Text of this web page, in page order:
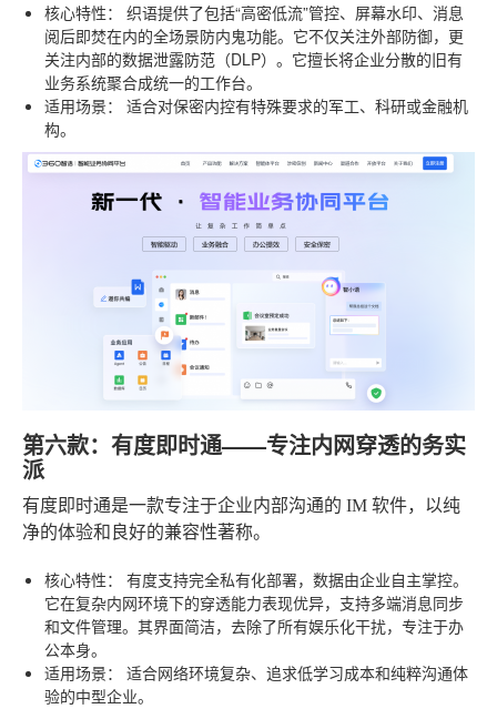
核心特性：
织语提供了包括“高密低流”管控、屏幕水印、消息
阅后即焚在内的全场景防内鬼功能。它不仅关注外部防御，更
关注内部的数据泄露防范（DLP）。它擅长将企业分散的旧有
业务系统聚合成统一的工作台。
适用场景：
适合对保密内控有特殊要求的军工、科研或金融机
构。
第六款：有度即时通——专注内网穿透的务实
派
有度即时通是一款专注于企业内部沟通的 IM 软件，以纯
净的体验和良好的兼容性著称。
核心特性：
有度支持完全私有化部署，数据由企业自主掌控。
它在复杂内网环境下的穿透能力表现优异，支持多端消息同步
和文件管理。其界面简洁，去除了所有娱乐化干扰，专注于办
公本身。
适用场景：
适合网络环境复杂、追求低学习成本和纯粹沟通体
验的中型企业。